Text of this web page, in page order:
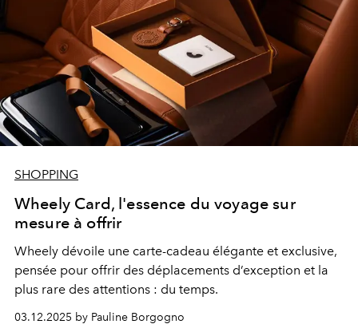
SHOPPING
Wheely Card, l'essence du voyage sur
mesure à offrir
Wheely dévoile une carte-cadeau élégante et exclusive,
pensée pour offrir des déplacements d’exception et la
plus rare des attentions : du temps.
03.12.2025 by Pauline Borgogno